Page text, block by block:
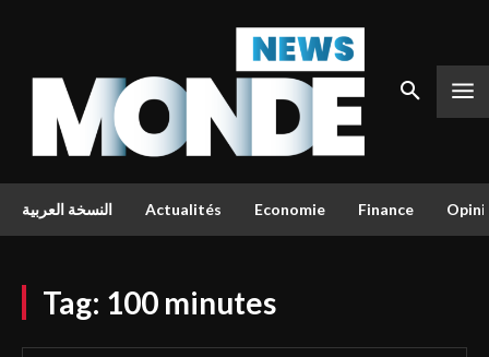
النسخة العربية Actualités Economie Finance
Tag: 100 minutes